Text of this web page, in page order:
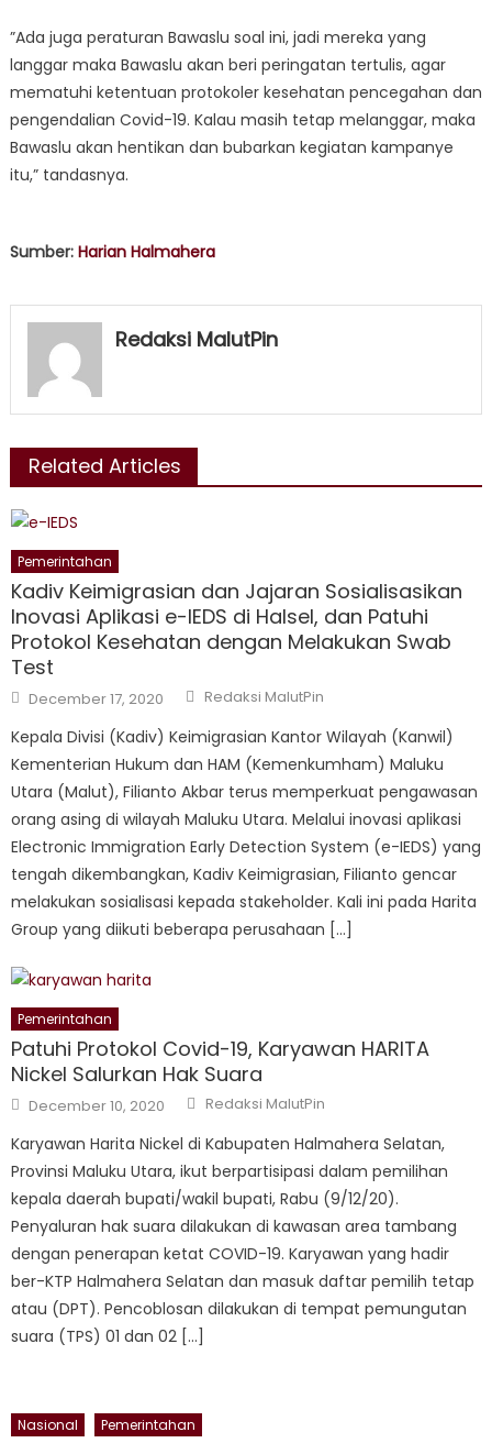
”Ada juga peraturan Bawaslu soal ini, jadi mereka yang
langgar maka Bawaslu akan beri peringatan tertulis, agar
mematuhi ketentuan protokoler kesehatan pencegahan dan
pengendalian Covid-19. Kalau masih tetap melanggar, maka
Bawaslu akan hentikan dan bubarkan kegiatan kampanye
itu,” tandasnya.
Sumber: Harian Halmahera
Redaksi MalutPin
Related Articles
Pemerintahan
Kadiv Keimigrasian dan Jajaran Sosialisasikan
Inovasi Aplikasi e-IEDS di Halsel, dan Patuhi
Protokol Kesehatan dengan Melakukan Swab
Test
Posted
on
December 17, 2020 Author
Redaksi MalutPin
Kepala Divisi (Kadiv) Keimigrasian Kantor Wilayah (Kanwil)
Kementerian Hukum dan HAM (Kemenkumham) Maluku
Utara (Malut), Filianto Akbar terus memperkuat pengawasan
orang asing di wilayah Maluku Utara. Melalui inovasi aplikasi
Electronic Immigration Early Detection System (e-IEDS) yang
tengah dikembangkan, Kadiv Keimigrasian, Filianto gencar
melakukan sosialisasi kepada stakeholder. Kali ini pada Harita
Group yang diikuti beberapa perusahaan […]
Pemerintahan
Patuhi Protokol Covid-19, Karyawan HARITA
Nickel Salurkan Hak Suara
Posted
on
December 10, 2020 Author
Redaksi MalutPin
Karyawan Harita Nickel di Kabupaten Halmahera Selatan,
Provinsi Maluku Utara, ikut berpartisipasi dalam pemilihan
kepala daerah bupati/wakil bupati, Rabu (9/12/20).
Penyaluran hak suara dilakukan di kawasan area tambang
dengan penerapan ketat COVID-19. Karyawan yang hadir
ber-KTP Halmahera Selatan dan masuk daftar pemilih tetap
atau (DPT). Pencoblosan dilakukan di tempat pemungutan
suara (TPS) 01 dan 02 […]
Nasional Pemerintahan